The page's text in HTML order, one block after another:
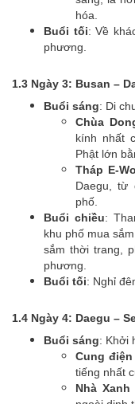
hóa.
Buổi tối: Về
phương.
1.3 Ngày 3: Busan –
Buổi sáng: Di
Chùa
kính nhất
Phật lớn
Tháp E-
Daegu, từ
phố.
Buổi chiều:
khu phố mua
sắm thời trang,
phương.
Buổi tối: Nghỉ
1.4 Ngày 4: Daegu –
Buổi sáng: Khởi
Cung
tiếng nhất
Nhà